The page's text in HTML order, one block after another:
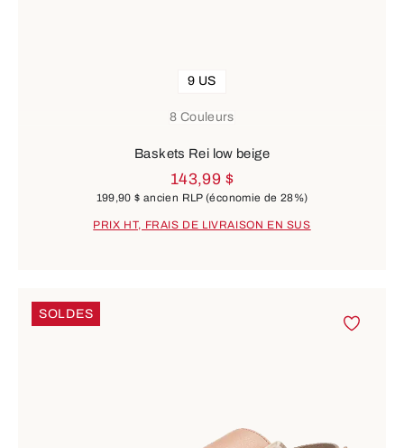
8 Couleurs
9 US
Baskets Rei low beige
143,99 $
199,90 $ ancien RLP(économie de 28%)
PRIX HT, FRAIS DE LIVRAISON EN SUS
SOLDES